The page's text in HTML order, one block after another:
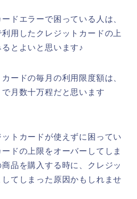
ドエラーで困っている人は、
用したクレジットカードの上
とよいと思います♪
ードの毎月の利用限度額は、
月数十万程だと思います
トカードが使えずに困ってい
ドの上限をオーバーしてしま
品を購入する時に、クレジッ
してしまった原因かもしれませ